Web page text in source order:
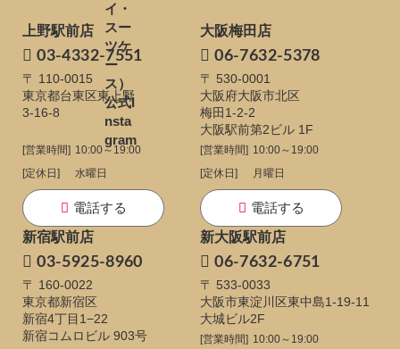
上野駅前店
03-4332-7551
〒 110-0015
東京都台東区東上野
3-16-8
[営業時間] 10:00～19:00
[定休日]
水曜日
電話する
大阪梅田店
06-7632-5378
〒 530-0001
大阪府大阪市北区
梅田1-2-2
大阪駅前第2ビル 1F
[営業時間] 10:00～19:00
[定休日]
月曜日
電話する
新宿駅前店
03-5925-8960
〒 160-0022
東京都新宿区
新宿4丁目1−22
新宿コムロビル 903号
新大阪駅前店
06-7632-6751
〒 533-0033
大阪市東淀川区東中島1-19-11
大城ビル2F
[営業時間] 10:00～19:00